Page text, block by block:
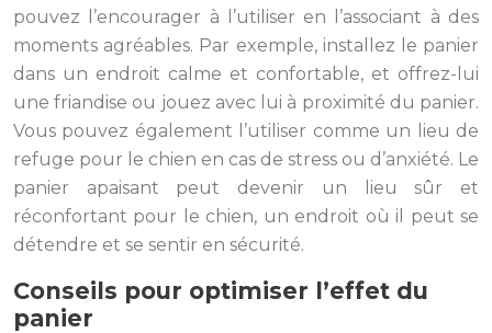
pouvez l’encourager à l’utiliser en l’associant à des
moments agréables. Par exemple, installez le panier
dans un endroit calme et confortable, et offrez-lui
une friandise ou jouez avec lui à proximité du panier.
Vous pouvez également l’utiliser comme un lieu de
refuge pour le chien en cas de stress ou d’anxiété. Le
panier apaisant peut devenir un lieu sûr et
réconfortant pour le chien, un endroit où il peut se
détendre et se sentir en sécurité.
Conseils pour optimiser l’effet du
panier